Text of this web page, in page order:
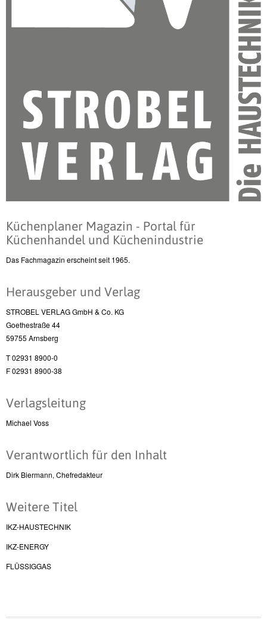
Küchenplaner Magazin - Portal für
Küchenhandel und Küchenindustrie
Das Fachmagazin erscheint seit 1965.
Herausgeber und Verlag
STROBEL VERLAG GmbH & Co. KG
Goethestraße 44
59755 Arnsberg
T 02931 8900-0
F 02931 8900-38
Verlagsleitung
Michael Voss
Verantwortlich für den Inhalt
Dirk Biermann, Chefredakteur
Weitere Titel
IKZ-HAUSTECHNIK
IKZ-ENERGY
FLÜSSIGGAS